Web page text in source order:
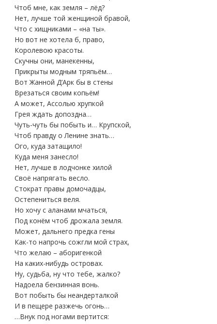
Чтоб мне, как земля – лёд?
Нет, лучше той женщиной бравой,
Что с хищниками – «на ты».
Но вот не хотела б, право,
Королевою красоты.
Скучны они, манекенны,
Прикрыты модным тряпьём…
Вот Жанной Д’Арк бы в стены
Врезаться своим копьём!
А может, Ассолью хрупкой
Грея ждать допоздна…
Чуть-чуть бы побыть и… Крупской,
Чтоб правду о Ленине знать…
Ого, куда затащило!
Куда меня занесло!
Нет, лучше в лодчонке хилой
Своё напрягать весло.
Стократ правы домочадцы,
Остепениться веля.
Но хочу с аланами мчаться,
Под конём чтоб дрожала земля.
Может, дальнего предка гены
Как-то напрочь сожгли мой страх,
Что желаю – аборигенкой
На каких-нибудь островах.
Ну, судьба, ну что тебе, жалко?
Надоела бензинная вонь.
Вот побыть бы неандерталкой
И в пещере разжечь огонь…
…Внук под ногами вертится: